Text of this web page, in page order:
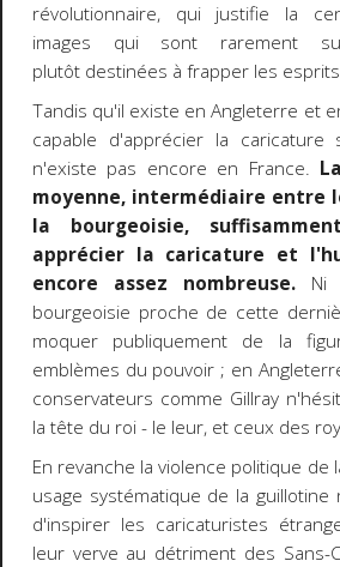
révolutionnaire, qui justifie la
images qui sont rarement
plutôt destinées à frapper les
Tandis qu'il existe en Angleterre et
capable d'apprécier la caricature
n'existe pas encore en France.
moyenne, intermédiaire entre
la bourgeoisie,
apprécier la caricature et
encore assez nombreuse.Ni
bourgeoisie proche de cette
moquer publiquement de la
emblèmes du pouvoir ; en
conservateurs comme Gillray
la tête du roi - le leur, et ceux des
En revanche la violence politique de
usage systématique de la
d'inspirer les caricaturistes
leur verve au détriment des Sans-